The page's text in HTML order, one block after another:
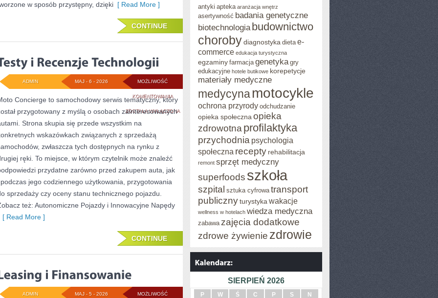
w sposób przystępny, dzięki [ Read More ]
CONTINUE
MOŻLIWOŚĆ
KOMENTOWANIATESTY
I
RECENZJE
TECHNOLOGII
ZOSTAŁA WYŁĄCZONA
MAJ - 6 - 2026
ADMIN
Concierge to samochodowy serwis tematyczny, który
przygotowany z myślą o osobach zainteresowanych
Strona skupia się przede wszystkim na
wskazówkach związanych z sprzedażą
zwłaszcza tych dostępnych na rynku z
ręki. To miejsce, w którym czytelnik może znaleźć
przydatne zarówno przed zakupem auta, jak
jego codziennego użytkowania, przygotowania
sprzedaży czy oceny stanu technicznego pojazdu.
też: Autonomiczne Pojazdy i Innowacyjne Napędy
Read More ]
CONTINUE
MOŻLIWOŚĆ
MAJ - 5 - 2026
ADMIN
antyki apteka aranżacja wnętrz
asertywność badania genetyczne
biotechnologia budownictwo
chorobydiagnostyka dieta e-
commerce edukacja turystyczna
egzaminy farmacja genetyka gry
edukacyjne hotele butikowe korepetycje
materiały medyczne
medycynamotocykle
ochrona przyrody odchudzanie
opieka społeczna opieka
zdrowotna profilaktyka
przychodnia psychologia
społeczna recepty rehabilitacja
remont sprzęt medyczny
superfoods szkoła
szpital sztuka cyfrowa transport
publicznyturystyka wakacje
wellness w hotelach wiedza medyczna
zabawa zajęcia dodatkowe
zdrowe żywienie zdrowie
SIERPIEŃ 2026
P W Ś C P S
N